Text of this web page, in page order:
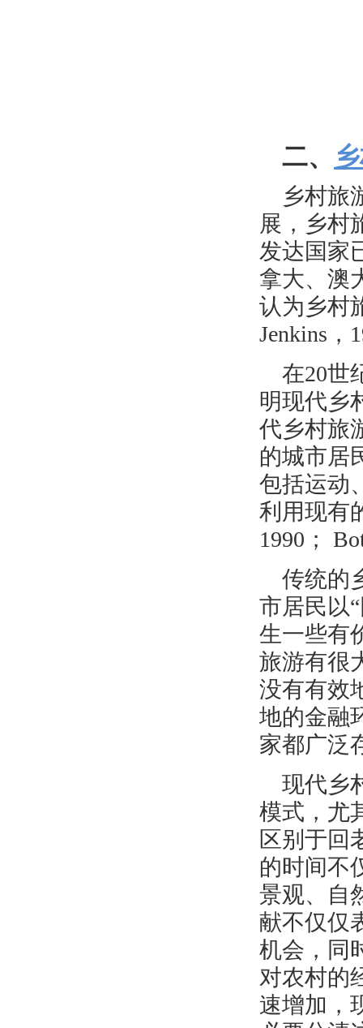
二、
乡村旅
展，乡村
发达国家
拿大、澳
认为乡村
Jenkins，
在20世
明现代乡
代乡村旅
的城市居
包括运动
利用现有
1990 ；
传统的
市居民以“
生一些有
旅游有很
没有有效
地的金融
家都广泛
现代乡
模式，尤
区别于回
的时间不
景观、自
献不仅仅
机会，同
对农村的
速增加，